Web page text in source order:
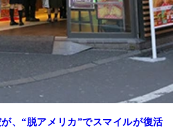
、“脱アメリカ”でスマイルが復活